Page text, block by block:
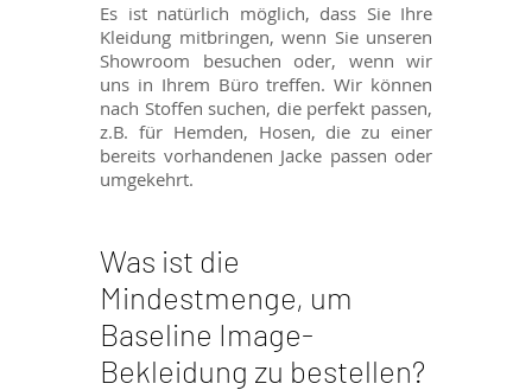
Es ist natürlich möglich, dass Sie Ihre
Kleidung mitbringen, wenn Sie unseren
Showroom besuchen oder, wenn wir
uns in Ihrem Büro treffen. Wir können
nach Stoffen suchen, die perfekt passen,
z.B. für Hemden, Hosen, die zu einer
bereits vorhandenen Jacke passen oder
umgekehrt.
Was ist die
Mindestmenge, um
Baseline Image-
Bekleidung zu bestellen?